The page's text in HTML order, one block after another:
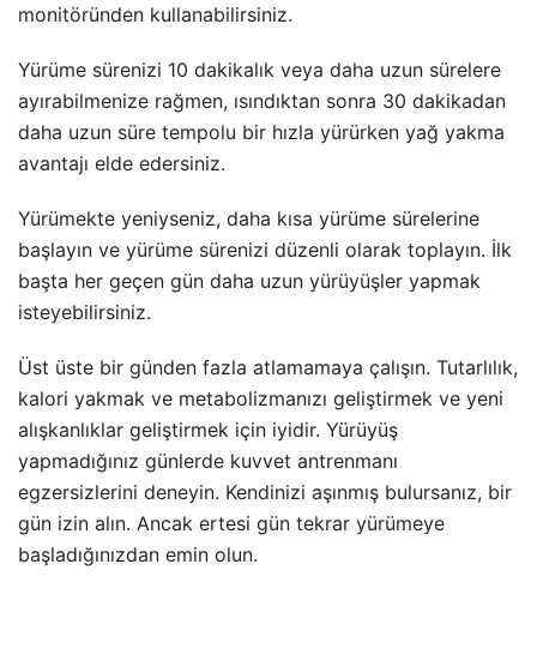
monitöründen kullanabilirsiniz.
Yürüme sürenizi 10 dakikalık veya daha uzun sürelere
ayırabilmenize rağmen, ısındıktan sonra 30 dakikadan
daha uzun süre tempolu bir hızla yürürken yağ yakma
avantajı elde edersiniz.
Yürümekte yeniyseniz, daha kısa yürüme sürelerine
başlayın ve yürüme sürenizi düzenli olarak toplayın. İlk
başta her geçen gün daha uzun yürüyüşler yapmak
isteyebilirsiniz.
Üst üste bir günden fazla atlamamaya çalışın. Tutarlılık,
kalori yakmak ve metabolizmanızı geliştirmek ve yeni
alışkanlıklar geliştirmek için iyidir. Yürüyüş
yapmadığınız günlerde kuvvet antrenmanı
egzersizlerini deneyin. Kendinizi aşınmış bulursanız, bir
gün izin alın. Ancak ertesi gün tekrar yürümeye
başladığınızdan emin olun.